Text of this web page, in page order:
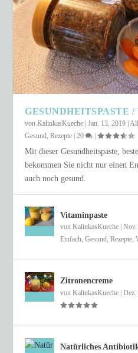
SCHNELLER
MINUTEN
GESUNDHEITSPASTE
vonKalinkasKueche |Jan. 13, 2019 |
Gesund,Rezepte |20 |
Mit dieser Gesundheitspaste,
bekommen Sie nicht nur einen
auch noch gesund.
Vitaminpaste
vonKalinkasKueche |
Einfach,Gesund,Rezepte,
Zitronencreme
vonKalinkasKueche |Dez.
Natürliches